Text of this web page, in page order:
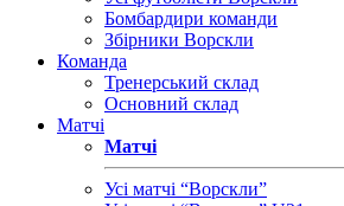
Бомбардири команди
Збірники Ворскли
Команда
Тренерський склад
Основний склад
Матчі
Матчі
Усі матчі “Ворскли”